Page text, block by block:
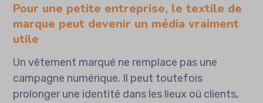
Pour une petite entreprise, le textile de
marque peut devenir un média vraiment
utile
Un vêtement marqué ne remplace pas une
campagne numérique. Il peut toutefois
prolonger une identité dans les lieux où clients,